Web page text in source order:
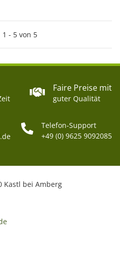
1 - 5 von 5
Faire Preise mit
guter Qualität
Telefon-Support
+49 (0) 9625 9092085
Kastl bei Amberg